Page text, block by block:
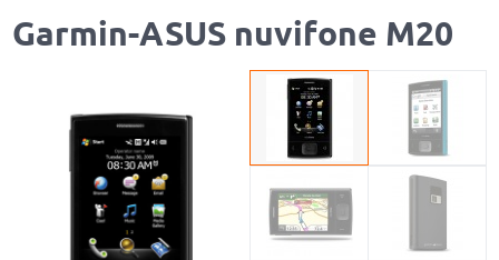
Garmin-ASUS nuvifone M20